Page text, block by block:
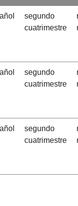
segundo
cuatrimestre
segundo
cuatrimestre
segundo
cuatrimestre